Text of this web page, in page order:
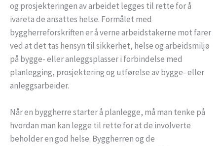
og prosjekteringen av arbeidet legges til rette for å
ivareta de ansattes helse. Formålet med
byggherreforskriften er å verne arbeidstakerne mot farer
ved at det tas hensyn til sikkerhet, helse og arbeidsmiljø
på bygge- eller anleggsplasser i forbindelse med
planlegging, prosjektering og utførelse av bygge- eller
anleggsarbeider.
Når en byggherre starter å planlegge, må man tenke på
hvordan man kan legge til rette for at de involverte
beholder en god helse. Byggherren og de